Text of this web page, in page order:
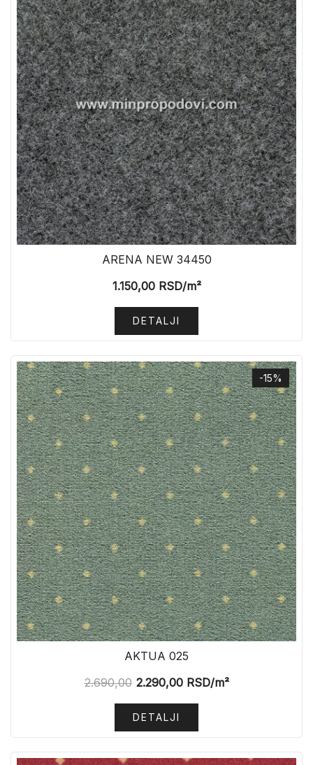
ARENA NEW 34450
1.150,00RSD/m²
DETALJI
-15%
AKTUA 025
2.690,00 2.290,00RSD/m²
DETALJI